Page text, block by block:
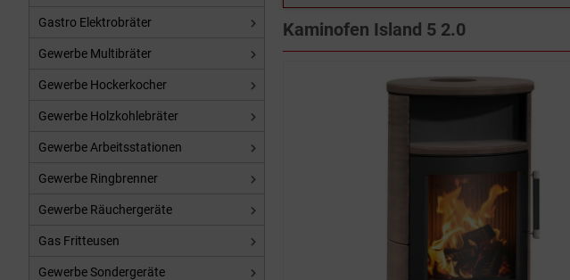
Kaminofen Island 5 2.0
Gastro Elektrobräter
Gewerbe Multibräter
Gewerbe Hockerkocher
Gewerbe Holzkohlebräter
Gewerbe Arbeitsstationen
Gewerbe Ringbrenner
Gewerbe Räuchergeräte
Gas Fritteusen
Gewerbe Sondergeräte